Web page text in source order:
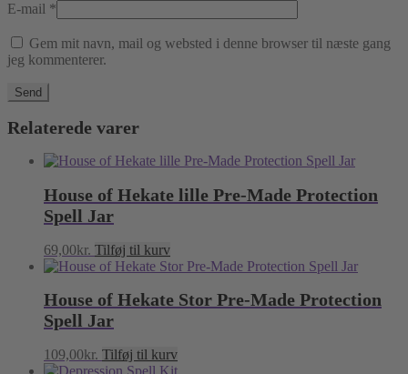
E-mail *
Gem mit navn, mail og websted i denne browser til næste gang
jeg kommenterer.
Relaterede varer
House of Hekate lille Pre-Made Protection
Spell Jar
69,00kr. Tilføj til kurv
House of Hekate Stor Pre-Made Protection
Spell Jar
109,00kr. Tilføj til kurv